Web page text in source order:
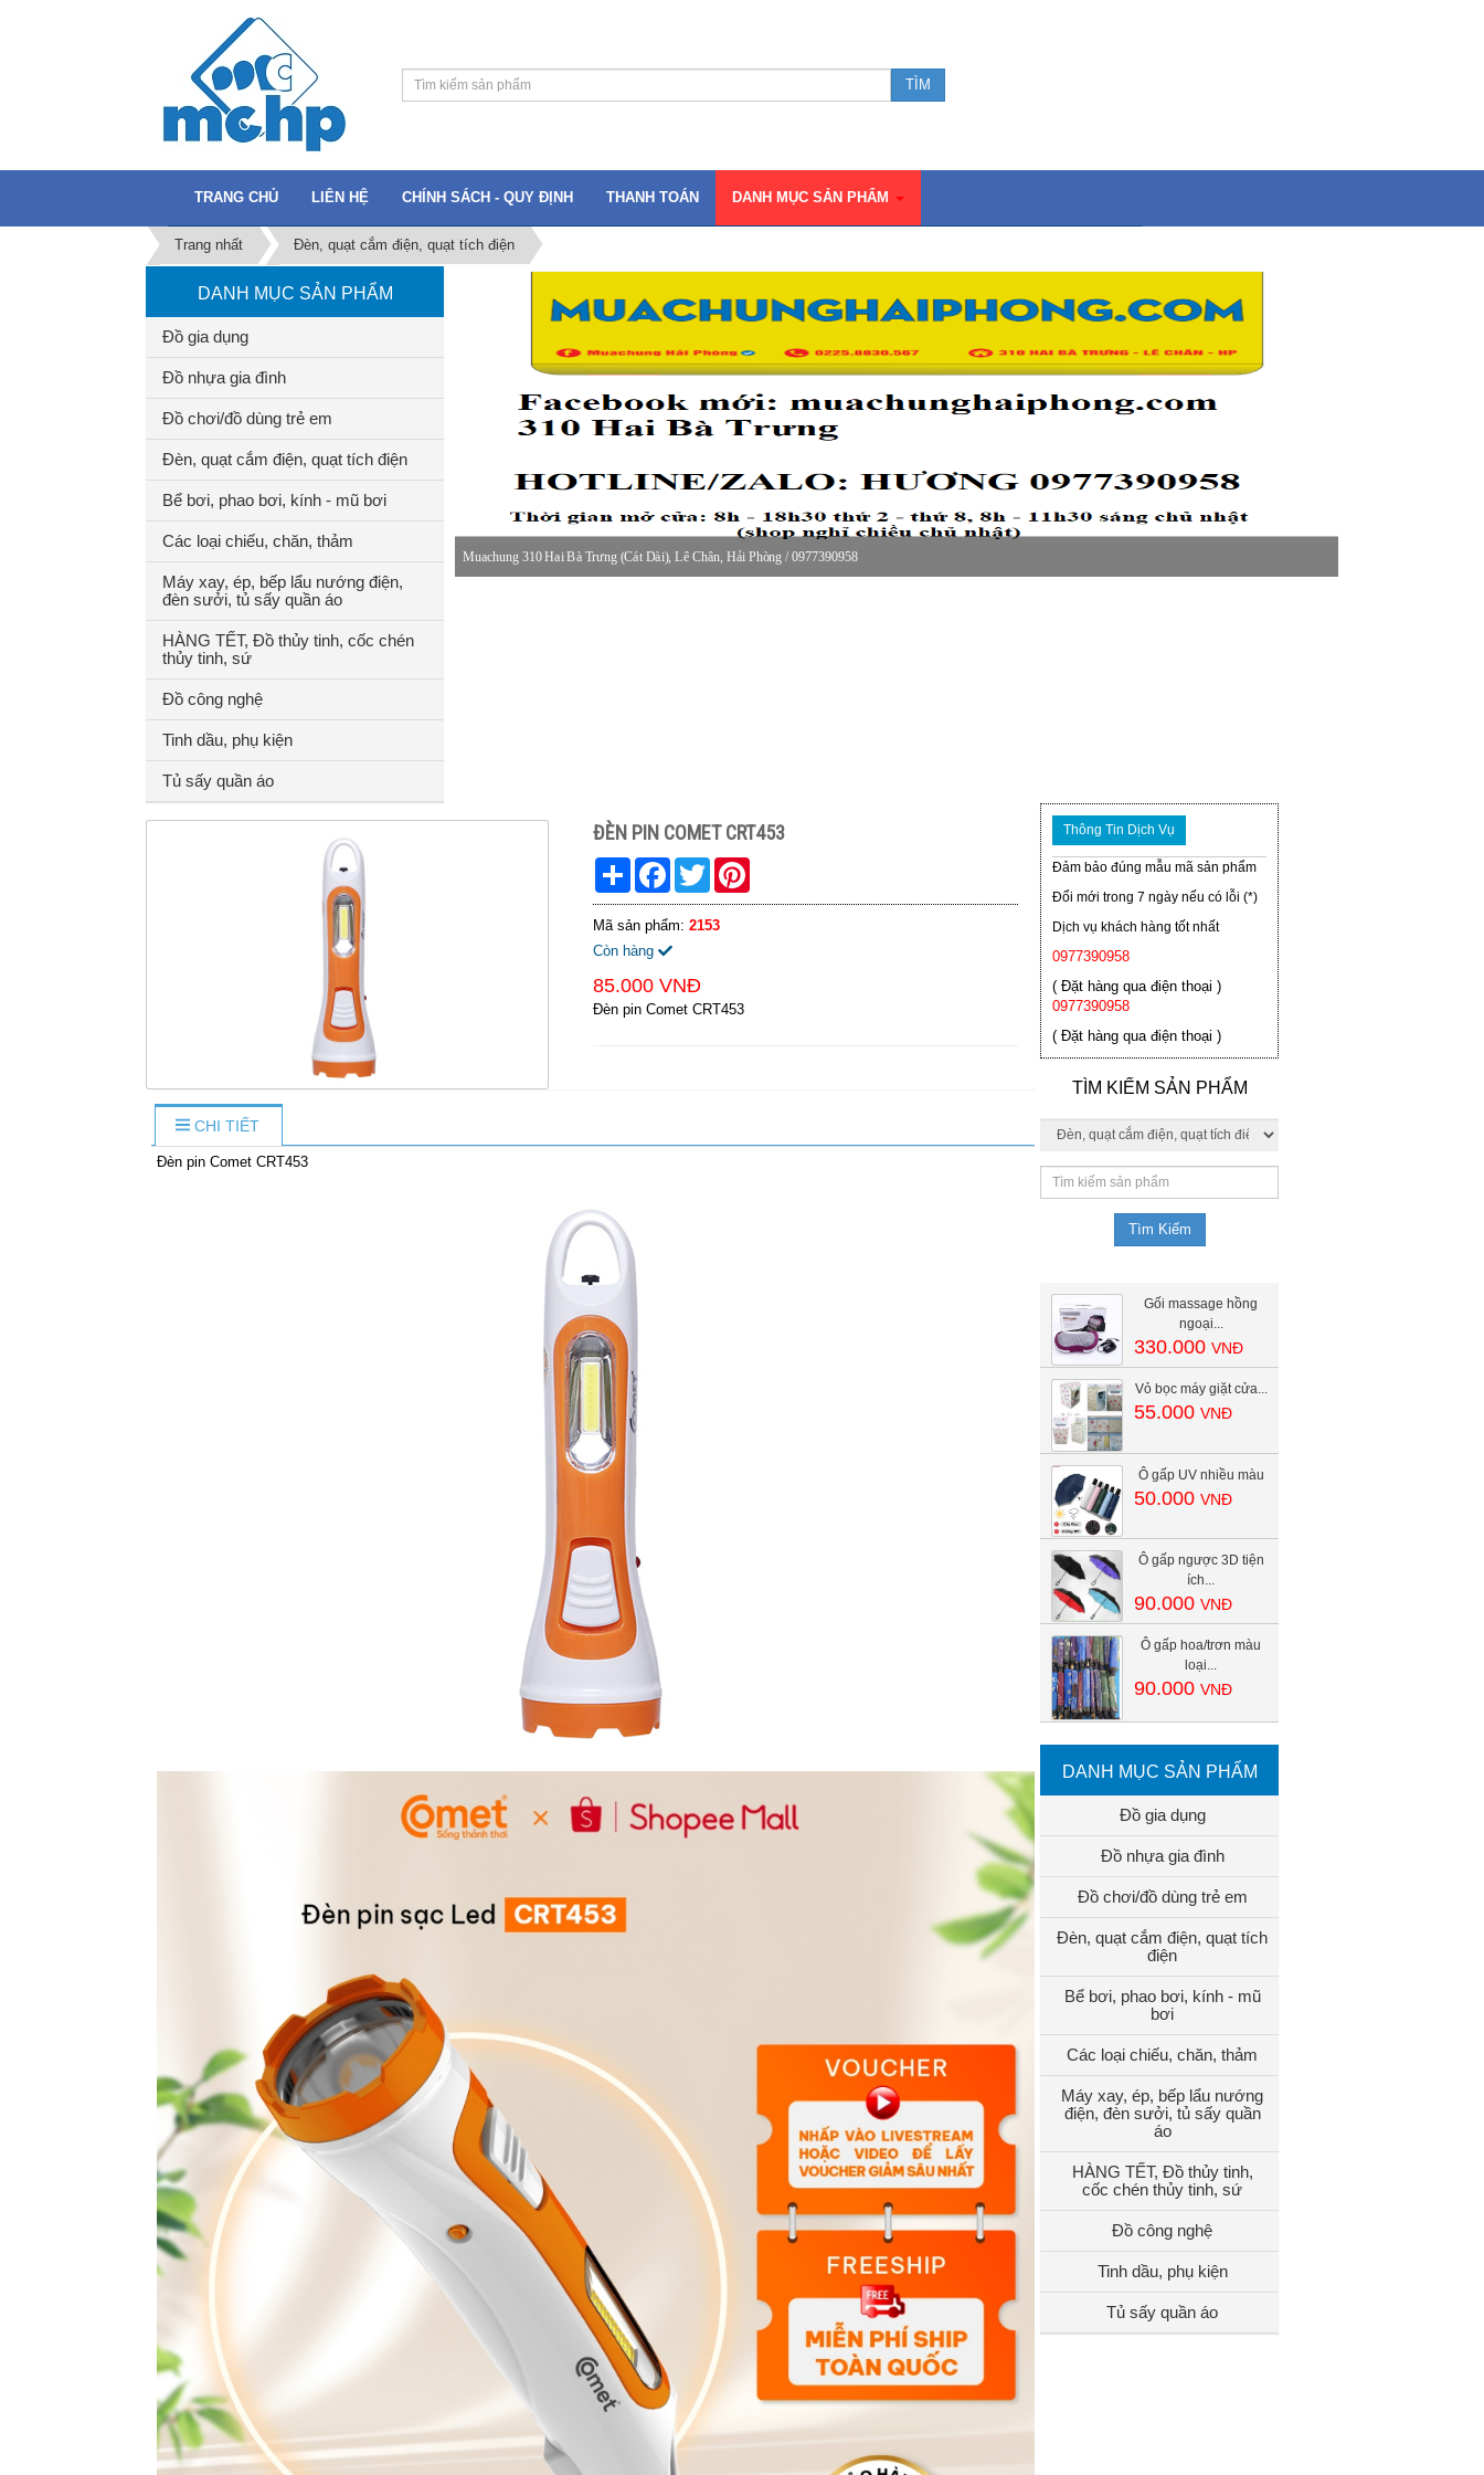
TRANG CHỦ LIÊN HỆ CHÍNH SÁCH - QUY ĐỊNH THANH TOÁN DANH MỤC SẢN PHẨM
Trang nhất Đèn, quạt cắm điện, quạt tích điện
DANH MỤC SẢN PHẨM
Đồ gia dụng
Đồ nhựa gia đình
Đồ chơi/đồ dùng trẻ em
Đèn, quạt cắm điện, quạt tích điện
Bể bơi, phao bơi, kính - mũ bơi
Các loại chiếu, chăn, thảm
Máy xay, ép, bếp lẩu nướng điện,
đèn sưởi, tủ sấy quần áo
HÀNG TẾT, Đồ thủy tinh, cốc chén
thủy tinh, sứ
Đồ công nghệ
Tinh dầu, phụ kiện
Tủ sấy quần áo
Muachung 310 Hai Bà Trưng (Cát Dài), Lê Chân, Hải Phòng / 0977390958
ĐÈN PIN COMET CRT453
Share FacebookTwitter
Mã sản phẩm: 2153
Còn hàng
85.000 VNĐ
Đèn pin Comet CRT453
CHI TIẾT
Đèn pin Comet CRT453
Thông Tin Dịch Vụ
Đảm bảo đúng mẫu mã sản phẩm
Đổi mới trong 7 ngày nếu có lỗi (*)
Dịch vụ khách hàng tốt nhất
0977390958
( Đặt hàng qua điện thoại )
0977390958
( Đặt hàng qua điện thoại )
TÌM KIẾM SẢN PHẨM
Gối massage hồng
ngoại...
330.000VNĐ
Vỏ bọc máy giặt cửa...
55.000VNĐ
Ô gấp UV nhiều màu
50.000VNĐ
Ô gấp ngược 3D tiện
ích...
90.000VNĐ
Ô gấp hoa/trơn màu
loại...
90.000VNĐ
DANH MỤC SẢN PHẨM
Đồ gia dụng
Đồ nhựa gia đình
Đồ chơi/đồ dùng trẻ em
Đèn, quạt cắm điện, quạt tích
điện
Bể bơi, phao bơi, kính - mũ
bơi
Các loại chiếu, chăn, thảm
Máy xay, ép, bếp lẩu nướng
điện, đèn sưởi, tủ sấy quần
áo
HÀNG TẾT, Đồ thủy tinh,
cốc chén thủy tinh, sứ
Đồ công nghệ
Tinh dầu, phụ kiện
Tủ sấy quần áo